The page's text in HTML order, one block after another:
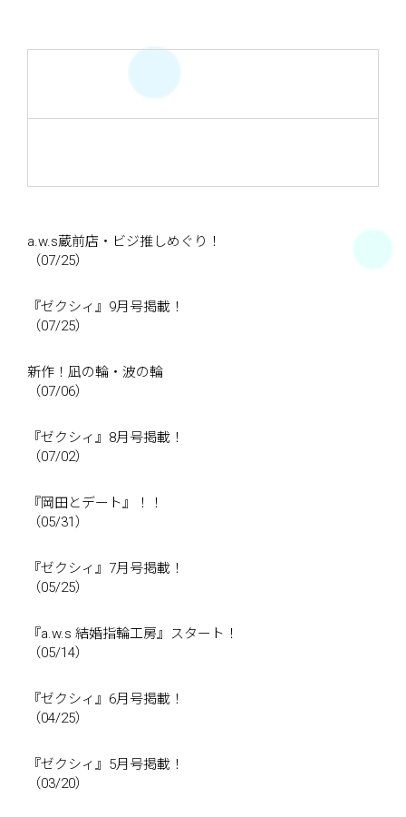
a.w.s蔵前店・ビジ推しめぐり！
（07/25）
『ゼクシィ』9月号掲載！
（07/25）
新作！凪の輪・波の輪
（07/06）
『ゼクシィ』8月号掲載！
（07/02）
『岡田とデート』！！
（05/31）
『ゼクシィ』7月号掲載！
（05/25）
『a.w.s 結婚指輪工房』スタート！
（05/14）
『ゼクシィ』6月号掲載！
（04/25）
『ゼクシィ』5月号掲載！
（03/20）